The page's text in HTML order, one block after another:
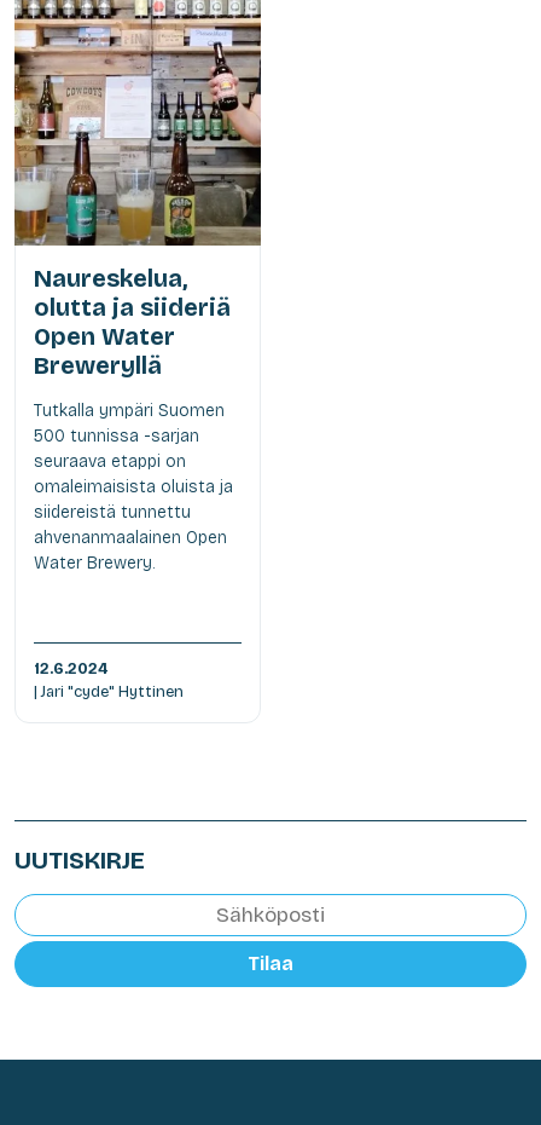
Naureskelua,
olutta ja siideriä
Open Water
Breweryllä
Tutkalla ympäri Suomen
500 tunnissa -sarjan
seuraava etappi on
omaleimaisista oluista ja
siidereistä tunnettu
ahvenanmaalainen Open
Water Brewery.
12.6.2024
| Jari "cyde" Hyttinen
UUTISKIRJE
Tilaa